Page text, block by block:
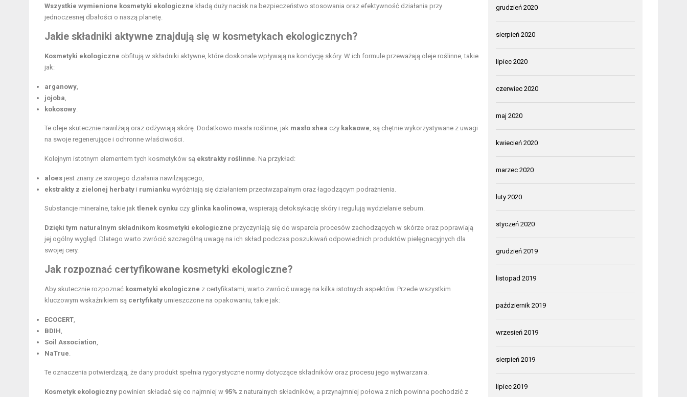
Wszystkie wymienione kosmetyki ekologiczne kładą duży nacisk na bezpieczeństwo stosowania oraz efektywność działania przy
jednoczesnej dbałości o naszą planetę.
Jakie składniki aktywne znajdują się w kosmetykach ekologicznych?
Kosmetyki ekologiczne obfitują w składniki aktywne, które doskonale wpływają na kondycję skóry. W ich formule przeważają oleje roślinne, takie
jak:
arganowy
jojoba
kokosowy
Te oleje skutecznie nawilżają oraz odżywiają skórę. Dodatkowo masła roślinne, jak masło shea czy kakaowe , są chętnie wykorzystywane z uwagi
na swoje regenerujące i ochronne właściwości.
Kolejnym istotnym elementem tych kosmetyków są ekstrakty roślinne . Na przykład:
aloes jest znany ze swojego działania nawilżającego,
ekstrakty z zielonej herbaty i rumianku wyróżniają się działaniem przeciwzapalnym oraz łagodzącym podrażnienia.
Substancje mineralne, takie jak tlenek cynku czy glinka kaolinowa , wspierają detoksykację skóry i regulują wydzielanie sebum.
Dzięki tym naturalnym składnikom kosmetyki ekologiczne przyczyniają się do wsparcia procesów zachodzących w skórze oraz poprawiają
jej ogólny wygląd. Dlatego warto zwrócić szczególną uwagę na ich skład podczas poszukiwań odpowiednich produktów pielęgnacyjnych dla
swojej cery.
Jak rozpoznać certyfikowane kosmetyki ekologiczne?
Aby skutecznie rozpoznać kosmetyki ekologiczne z certyfikatami, warto zwrócić uwagę na kilka istotnych aspektów. Przede wszystkim
kluczowym wskaźnikiem są certyfikaty umieszczone na opakowaniu, takie jak:
ECOCERT
BDIH
Soil Association
NaTrue
Te oznaczenia potwierdzają, że dany produkt spełnia rygorystyczne normy dotyczące składników oraz procesu jego wytwarzania.
Kosmetyk ekologiczny powinien składać się co najmniej w 95% z naturalnych składników, a przynajmniej połowa z nich powinna pochodzić z
grudzień 2020
sierpień 2020
lipiec 2020
czerwiec 2020
maj 2020
kwiecień 2020
marzec 2020
luty 2020
styczeń 2020
grudzień 2019
listopad 2019
październik 2019
wrzesień 2019
sierpień 2019
lipiec 2019